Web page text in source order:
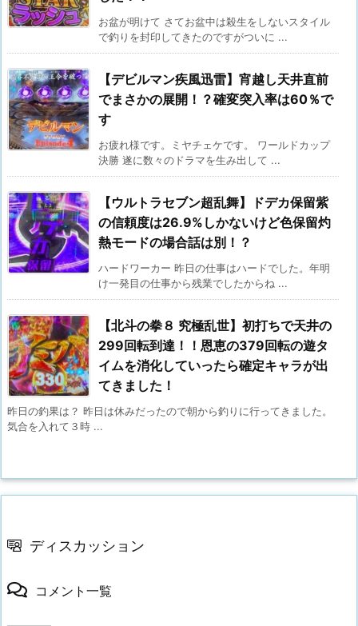
お盆が明けて さてお盆中は殺生をしないスタイル
で釣りを封印してきたのですがついに ...
【デビルマン疾風迅雷】宵越し天井直前
でまさかの展開！？確変突入率は60％で
す
お疲れ様です。ミヤチェケです。 ワールドカップ
決勝 遂に数々のドラマを生み出して ...
【ウルトラセブン超乱舞】ドデカ保留紫
の信頼度は26.9%しかないけど色保留灼
熱モードの場合話は別！？
ハードワーカー 昨日の仕事はハードでした。年明
け一発目の仕事から残業でしたからね ...
【北斗の拳８ 究極乱世】初打ちで天井の
299回転到達！！恩恵の379回転の遊タ
イムを消化していったら確定キャラが出
てきました！
昨日の釣果は？ 昨日は休みだったので朝から釣りに行ってきました。
気合を入れて３時 ...
ディスカッション
コメント一覧